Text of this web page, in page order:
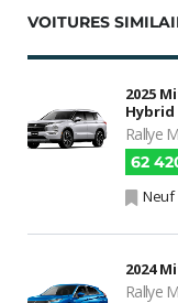
VOITURES
2025
Hybrid
Rallye
62
Neuf
2024
Rallye